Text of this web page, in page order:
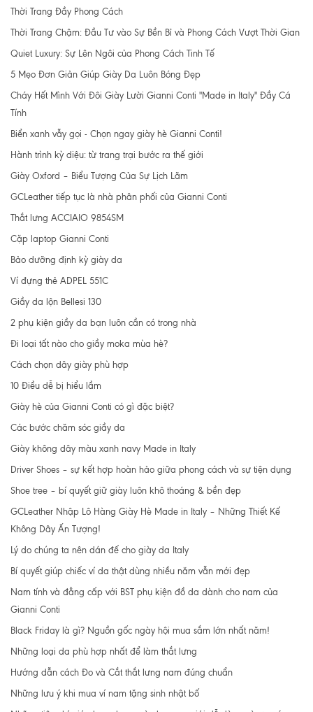
Thời Trang Đầy Phong Cách
Thời Trang Chậm: Đầu Tư vào Sự Bền Bỉ và Phong Cách Vượt Thời Gian
Quiet Luxury: Sự Lên Ngôi của Phong Cách Tinh Tế
5 Mẹo Đơn Giản Giúp Giày Da Luôn Bóng Đẹp
Cháy Hết Mình Với Đôi Giày Lười Gianni Conti "Made in Italy" Đầy Cá
Tính
Biển xanh vẫy gọi - Chọn ngay giày hè Gianni Conti!
Hành trình kỳ diệu: từ trang trại bước ra thế giới
Giày Oxford – Biểu Tượng Của Sự Lịch Lãm
GCLeather tiếp tục là nhà phân phối của Gianni Conti
Thắt lưng ACCIAIO 9854SM
Cặp laptop Gianni Conti
Bảo dưỡng định kỳ giày da
Ví đựng thẻ ADPEL 551C
Giầy da lộn Bellesi 130
2 phụ kiện giầy da bạn luôn cần có trong nhà
Đi loại tất nào cho giầy moka mùa hè?
Cách chọn dây giày phù hợp
10 Điều dễ bị hiểu lầm
Giày hè của Gianni Conti có gì đặc biệt?
Các bước chăm sóc giầy da
Giày không dây màu xanh navy Made in Italy
Driver Shoes – sự kết hợp hoàn hảo giữa phong cách và sự tiện dụng
Shoe tree – bí quyết giữ giày luôn khô thoáng & bền đẹp
GCLeather Nhập Lô Hàng Giày Hè Made in Italy – Những Thiết Kế
Không Dây Ấn Tượng!
Lý do chúng ta nên dán đế cho giày da Italy
Bí quyết giúp chiếc ví da thật dùng nhiều năm vẫn mới đẹp
Nam tính và đẳng cấp với BST phụ kiện đồ da dành cho nam của
Gianni Conti
Black Friday là gì? Nguồn gốc ngày hội mua sắm lớn nhất năm!
Những loại da phù hợp nhất để làm thắt lưng
Hướng dẫn cách Đo và Cắt thắt lưng nam đúng chuẩn
Những lưu ý khi mua ví nam tặng sinh nhật bố